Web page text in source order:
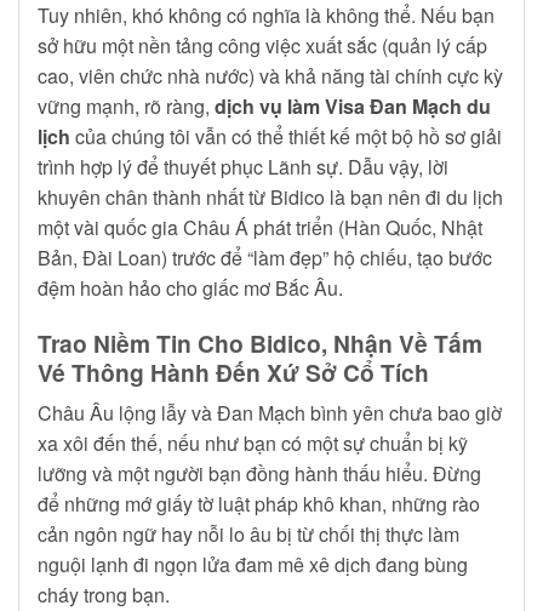
Tuy nhiên, khó không có nghĩa là không thể. Nếu bạn
sở hữu một nền tảng công việc xuất sắc (quản lý cấp
cao, viên chức nhà nước) và khả năng tài chính cực kỳ
vững mạnh, rõ ràng, dịch vụ làm Visa Đan Mạch du
lịch của chúng tôi vẫn có thể thiết kế một bộ hồ sơ giải
trình hợp lý để thuyết phục Lãnh sự. Dẫu vậy, lời
khuyên chân thành nhất từ Bidico là bạn nên đi du lịch
một vài quốc gia Châu Á phát triển (Hàn Quốc, Nhật
Bản, Đài Loan) trước để “làm đẹp” hộ chiếu, tạo bước
đệm hoàn hảo cho giấc mơ Bắc Âu.
Trao Niềm Tin Cho Bidico, Nhận Về Tấm
Vé Thông Hành Đến Xứ Sở Cổ Tích
Châu Âu lộng lẫy và Đan Mạch bình yên chưa bao giờ
xa xôi đến thế, nếu như bạn có một sự chuẩn bị kỹ
lưỡng và một người bạn đồng hành thấu hiểu. Đừng
để những mớ giấy tờ luật pháp khô khan, những rào
cản ngôn ngữ hay nỗi lo âu bị từ chối thị thực làm
nguội lạnh đi ngọn lửa đam mê xê dịch đang bùng
cháy trong bạn.